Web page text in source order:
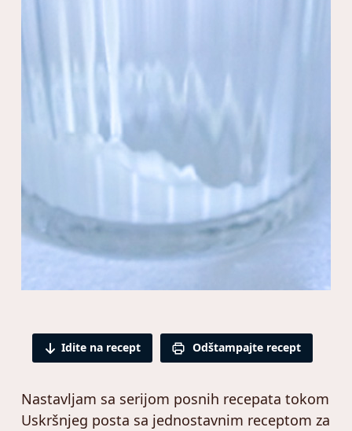
Idite na recept Odštampajte recept
Nastavljam sa serijom posnih recepata tokom
Uskršnjeg posta sa jednostavnim receptom za